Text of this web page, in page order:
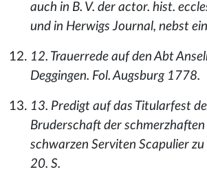
auch in B. V. der actor. hist.
und in Herwigs Journal, nebst
12. Trauerrede auf den Abt
Deggingen. Fol. Augsburg 1778.
13. Predigt auf das Titularfest
Bruderschaft der
schwarzen Serviten Scapulier
20. S.